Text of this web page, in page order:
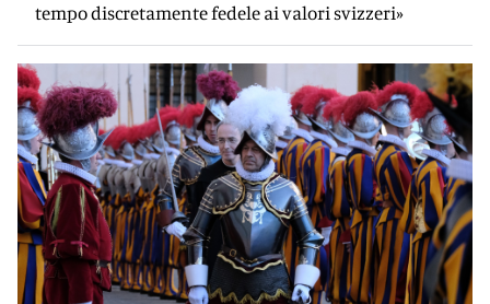
tempo discretamente fedele ai valori svizzeri»